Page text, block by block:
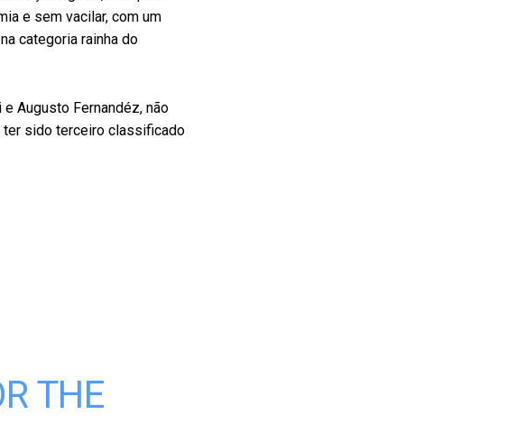
e sem vacilar, com um
categoria rainha do
Augusto Fernandéz, não
ter sido terceiro classificado
THE